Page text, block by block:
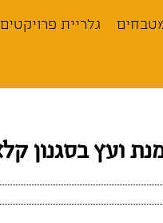
גלריית פרויקטים
ועץ בסגנון